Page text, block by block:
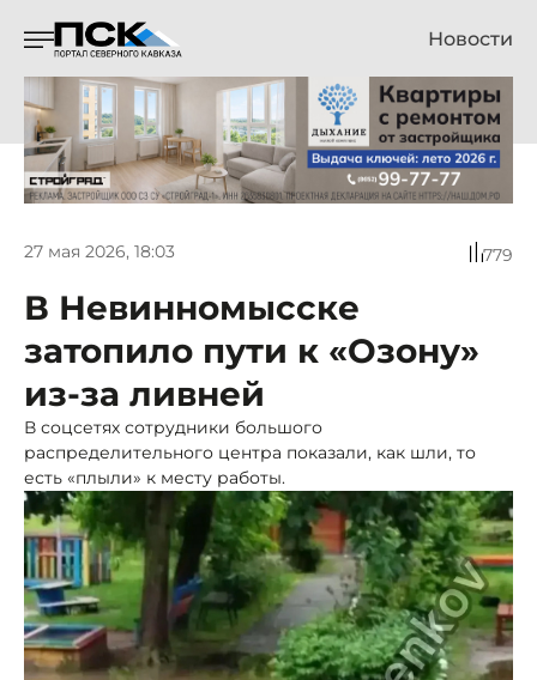
Новости
27 мая 2026, 18:03 779
В Невинномысске
затопило пути к «Озону»
из-за ливней
В соцсетях сотрудники большого
распределительного центра показали, как шли, то
есть «плыли» к месту работы.